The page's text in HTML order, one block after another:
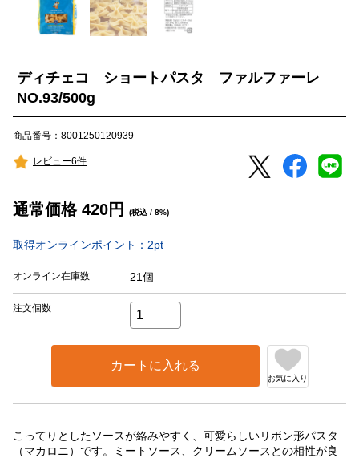
ディチェコ ショートパスタ ファルファーレ
NO.93/500g
商品番号：8001250120939
レビュー6件
通常価格 420円 (税込 / 8%)
取得オンラインポイント： 2pt
オンライン在庫数 21個
注文個数
カートに入れる
お気に入り
こってりとしたソースが絡みやすく、可愛らしいリボン形パスタ
（マカロニ）です。ミートソース、クリームソースとの相性が良